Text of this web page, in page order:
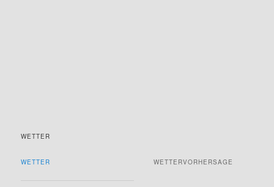
WETTER
WETTER WETTERVORHERSAGE